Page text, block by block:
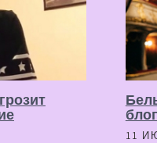
11